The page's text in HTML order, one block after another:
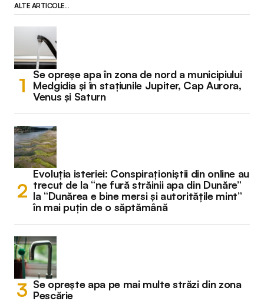
ALTE ARTICOLE...
Se opreșe apa în zona de nord a municipiului
Medgidia și în stațiunile Jupiter, Cap Aurora,
Venus și Saturn
Evoluția isteriei: Conspiraționiștii din online au
trecut de la “ne fură străinii apa din Dunăre”
la “Dunărea e bine mersi și autoritățile mint”
în mai puțin de o săptămână
Se oprește apa pe mai multe străzi din zona
Pescărie